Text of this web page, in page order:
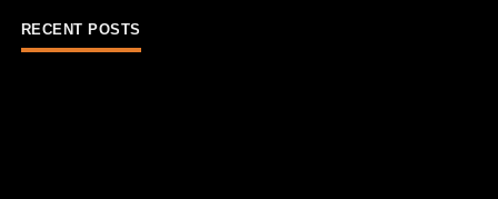
RECENT POSTS